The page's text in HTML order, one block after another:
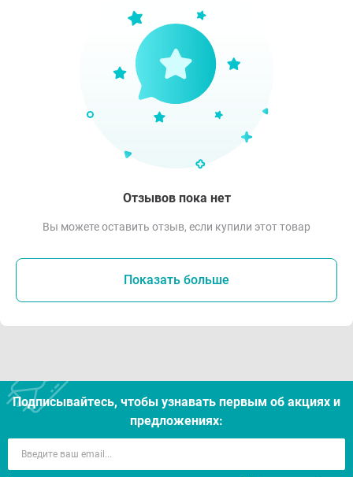
Отзывов пока нет
Вы можете оставить отзыв, если купили этот товар
Показать больше
Подписывайтесь, чтобы узнавать первым об акцияx и
предложениях: